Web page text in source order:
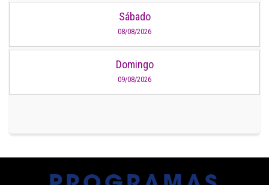
Sábado
08/08/2026
Domingo
09/08/2026